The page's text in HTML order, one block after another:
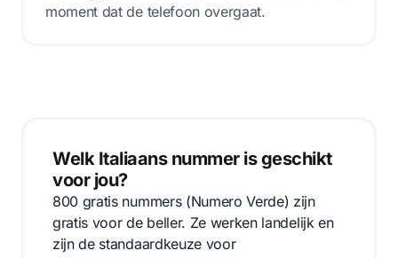
moment dat de telefoon overgaat.
Welk Italiaans nummer is geschikt
voor jou?
800 gratis nummers (Numero Verde) zijn
gratis voor de beller. Ze werken landelijk en
zijn de standaardkeuze voor